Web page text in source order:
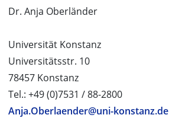
Dr. Anja Oberländer
Universität Konstanz
Universitätsstr. 10
78457 Konstanz
Tel.: +49 (0)7531 / 88-2800
Anja.Oberlaender@uni-konstanz.de